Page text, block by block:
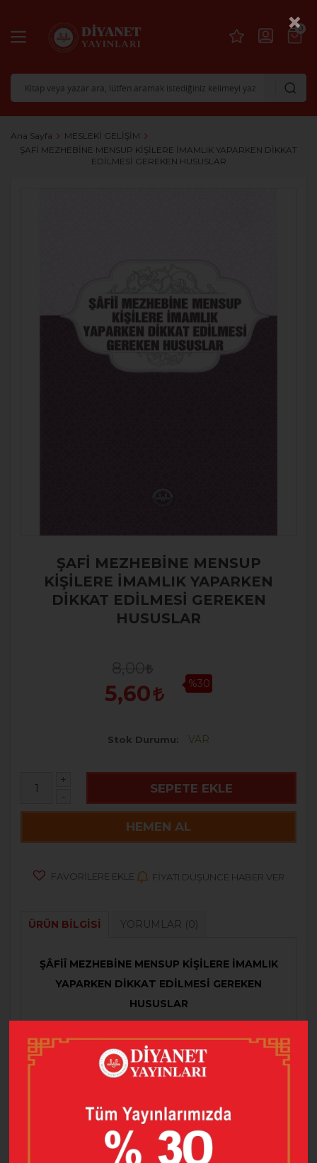
0
Ana Sayfa
MESLEKİ GELİŞİM
ŞAFİ MEZHEBİNE MENSUP KİŞİLERE İMAMLIK YAPARKEN DİKKAT
EDİLMESİ GEREKEN HUSUSLAR
ŞAFİ MEZHEBİNE MENSUP
KİŞİLERE İMAMLIK YAPARKEN
DİKKAT EDİLMESİ GEREKEN
HUSUSLAR
8,00
5,60 %30
Stok Durumu VAR
+
-
SEPETE EKLE
HEMEN AL
FAVORILERE EKLE FIYATI DÜŞÜNCE HABER VER
ÜRÜN BILGISI YORUMLAR (0)
ŞÂFİÎ MEZHEBİNE MENSUP KİŞİLERE İMAMLIK
YAPARKEN DİKKAT EDİLMESİ GEREKEN
HUSUSLAR
Mahiyeti itibari ile imamlık görevi, dini ve sosyal
açıdan önemli bir sorumluluk olduğu için bu görevi
yerine getirecek olanların özveri, ilmi olgunluk, lisan-ı
olması gerekmektedir. Bu bağlamda Din görevlisi
mihrap hizmeti yürütürken cemaatin mensup
olduğu mezhebe ait farklı uygulamalara riayet
×